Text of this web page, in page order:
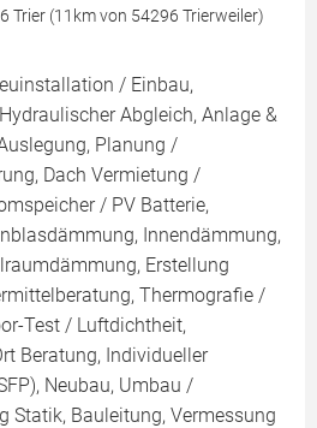
Trier (11km von 54296 Trierweiler)
/ Einbau,
Abgleich, Anlage &
Planung /
Dach Vermietung /
/ PV Batterie,
Innendämmung,
Erstellung
Thermografie /
Test / Luftdichtheit,
Beratung, Individueller
Neubau, Umbau /
Statik, Bauleitung, Vermessung